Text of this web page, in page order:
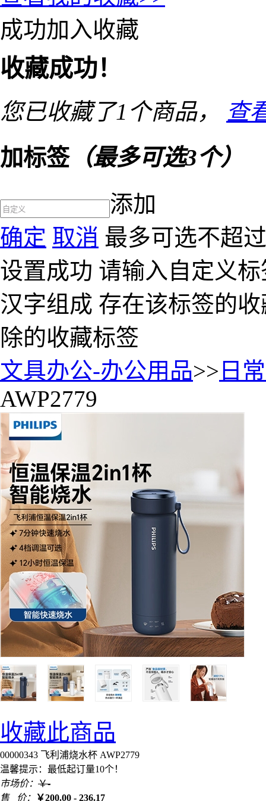
成功加入收藏
收藏成功！
您已收藏了1 个商品，
查
加标签（最多可选3个）
添加
确定 取消 最多可选不超
设置成功 请输入自定义
汉字组成 存在该标签的
除的收藏标签
文具办公-办公用品>> 日
AWP2779
收藏此商品
00000343 飞利浦烧水杯 AWP2779
温馨提示：最低起订量10个！
市场价： ￥-
售 价：
￥200.00 - 236.17